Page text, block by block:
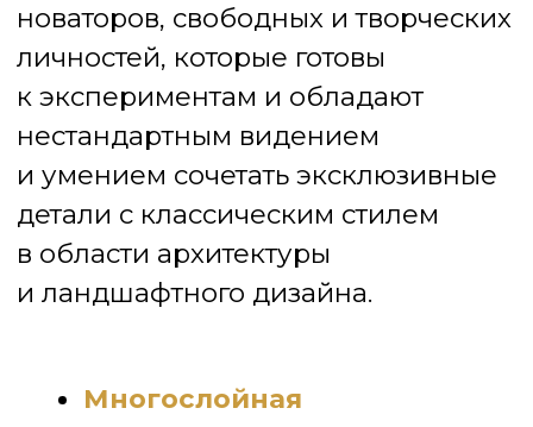
чтобы присесть и отдохнуть
после купания. Использовать
домашний пирс можно
и по прямому значению:
спрыгнуть и нырнуть в глубину
кристально-чистой воды.
Вода действительно чистая,
это достигается за счет
дополнительной опции —
автоматическая система
вручную, фильтры сделают всё